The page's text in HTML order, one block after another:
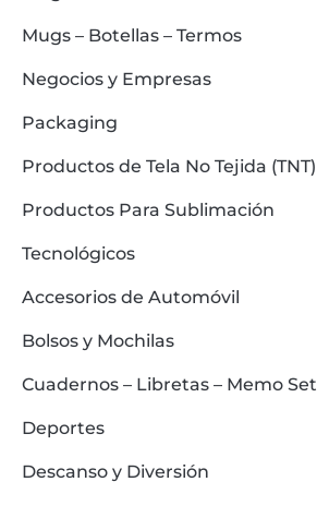
Mugs – Botellas – Termos
Negocios y Empresas
Packaging
Productos de Tela No Tejida (TNT)
Productos Para Sublimación
Tecnológicos
Accesorios de Automóvil
Bolsos y Mochilas
Cuadernos – Libretas – Memo Set
Deportes
Descanso y Diversión